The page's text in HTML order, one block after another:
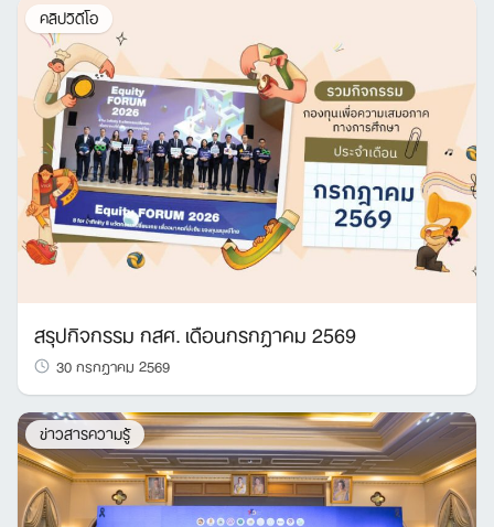
คลิปวิดีโอ
สรุปกิจกรรม กสศ. เดือนกรกฎาคม 2569
30 กรกฎาคม 2569
ข่าวสารความรู้